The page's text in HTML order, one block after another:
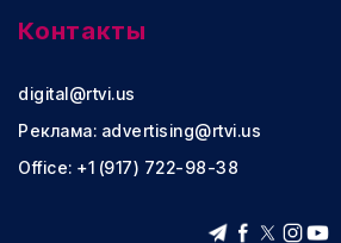
Контакты
digital@rtvi.us
Реклама: advertising@rtvi.us
Office: +1 (917) 722-98-38